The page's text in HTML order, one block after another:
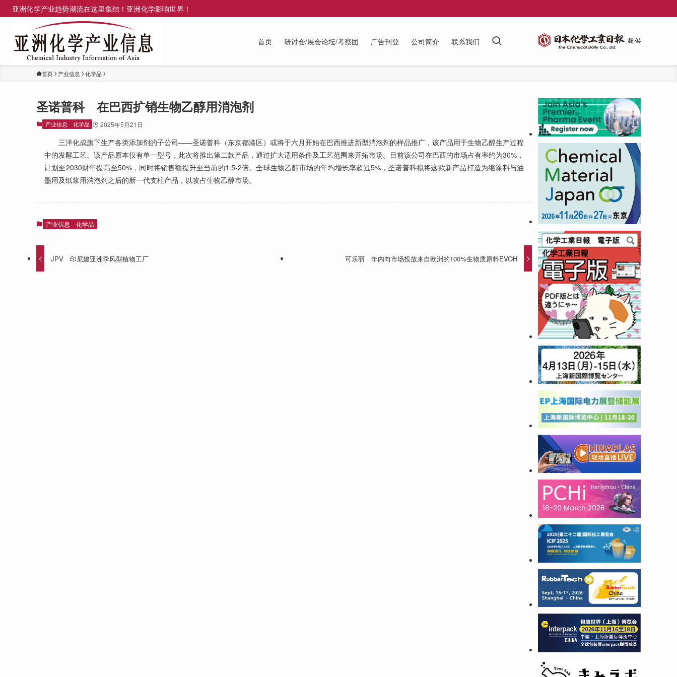
亚洲化学产业趋势潮流在这里集结！亚洲化学影响世界！
首页 研讨会/展会论坛/考察团 广告刊登 公司简介 联系我们
首页 产业信息 化学品
圣诺普科 在巴西扩销生物乙醇用消泡剂
产业信息 化学品 2025年5月21日
三洋化成旗下生产各类添加剂的子公司——圣诺普科（东京都港区）或将于六月开始在巴西推进新型消泡剂的样品推广，该产品用于生物乙醇生产过程
中的发酵工艺。该产品原本仅有单一型号，此次将推出第二款产品，通过扩大适用条件及工艺范围来开拓市场。目前该公司在巴西的市场占有率约为30%，
计划至2030财年提高至50%，同时将销售额提升至当前的1.5-2倍。全球生物乙醇市场的年均增长率超过5%，圣诺普科拟将这款新产品打造为继涂料与油
墨用及纸浆用消泡剂之后的新一代支柱产品，以攻占生物乙醇市场。
产业信息 化学品
JPV 印尼建亚洲季风型植物工厂 可乐丽 年内向市场投放来自欧洲的100%生物质原料EVOH